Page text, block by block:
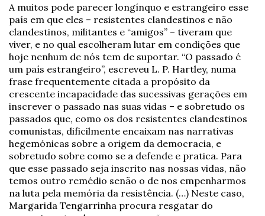
A muitos pode parecer longínquo e estrangeiro esse
país em que eles – resistentes clandestinos e não
clandestinos, militantes e “amigos” – tiveram que
viver, e no qual escolheram lutar em condições que
hoje nenhum de nós tem de suportar. “O passado é
um país estrangeiro”, escreveu L. P. Hartley, numa
frase frequentemente citada a propósito da
crescente incapacidade das sucessivas gerações em
inscrever o passado nas suas vidas – e sobretudo os
passados que, como os dos resistentes clandestinos
comunistas, dificilmente encaixam nas narrativas
hegemónicas sobre a origem da democracia, e
sobretudo sobre como se a defende e pratica. Para
que esse passado seja inscrito nas nossas vidas, não
temos outro remédio senão o de nos empenharmos
na luta pela memória da resistência. (…) Neste caso,
Margarida Tengarrinha procura resgatar do